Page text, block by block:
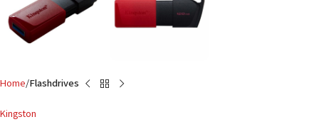
Home Flashdrives
Kingston